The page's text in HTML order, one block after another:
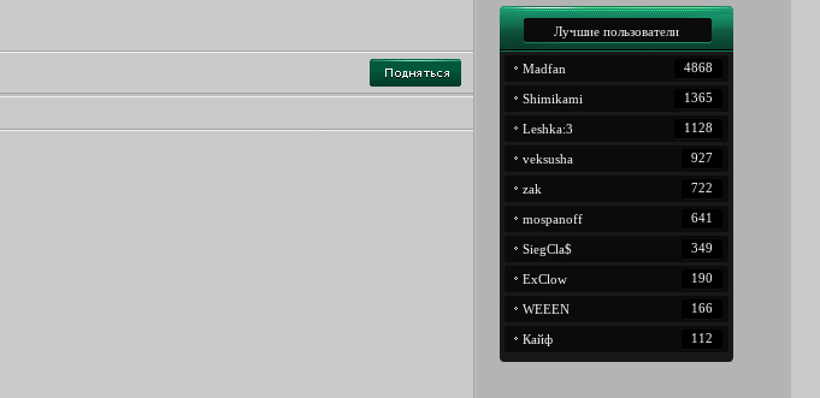
Лучшие пользователи
4868
Madfan
1365
Shimikami
1128
Leshka:3
927
veksusha
722
zak
641
mospanoff
349
SiegCla$
190
ExClow
166
WEEEN
112
Кайф